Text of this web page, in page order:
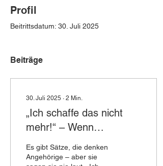
Profil
Beitrittsdatum: 30. Juli 2025
Beiträge
30. Juli 2025 ∙ 2 Min.
„Ich schaffe das nicht
mehr!“ – Wenn
Angehörige seelisch
Kranker an ihre Grenze
Es gibt Sätze, die denken
Angehörige – aber sie